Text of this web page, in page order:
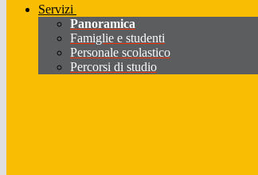
Servizi
Panoramica
Famiglie e studenti
Personale scolastico
Percorsi di studio